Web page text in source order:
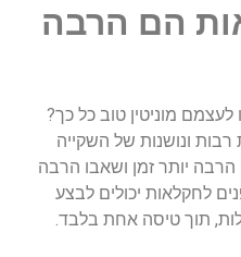
הם הרבה
מוניטין טוב כל כך?
ונושנות של השקייה
יותר זמן ושאבו הרבה
לחקלאות יכולים לבצע
תוך טיסה אחת בלבד.